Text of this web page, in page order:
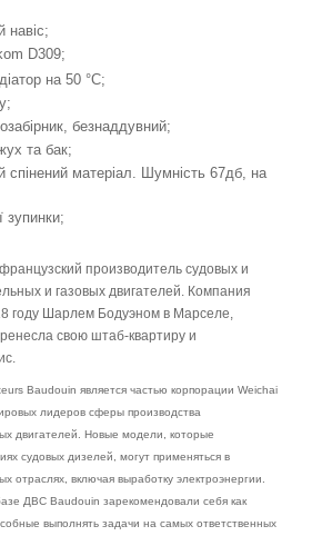
навіс;
D309;
на 50 °C;
безнаддувний;
та бак;
спінений матеріал. Шумність 67дб, на
зупинки;
производитель судовых и
и газовых двигателей. Компания
году Шарлем Бодуэном в Марселе,
свою штаб-квартиру и
Baudouin является частью корпорации Weichai
лидеров сферы производства
двигателей. Новые модели, которые
судовых дизелей, могут применяться в
отраслях, включая выработку электроэнергии.
ДВС Baudouin зарекомендовали себя как
выполнять задачи на самых ответственных